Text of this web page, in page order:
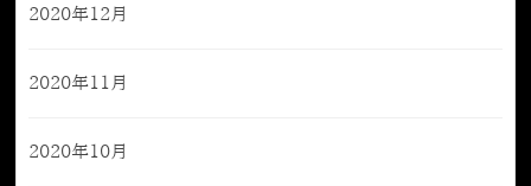
2020年12月
2020年11月
2020年10月